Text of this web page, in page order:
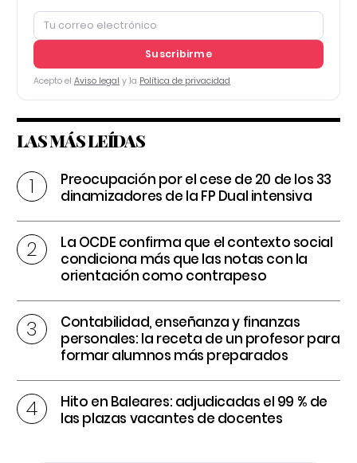
Suscribirme
Acepto el Aviso legal y la Política de privacidad
LAS MÁS LEÍDAS
Preocupación por el cese de 20 de los 33
dinamizadores de la FP Dual intensiva
La OCDE confirma que el contexto social
condiciona más que las notas con la
orientación como contrapeso
Contabilidad, enseñanza y finanzas
personales: la receta de un profesor para
formar alumnos más preparados
Hito en Baleares: adjudicadas el 99 % de
las plazas vacantes de docentes